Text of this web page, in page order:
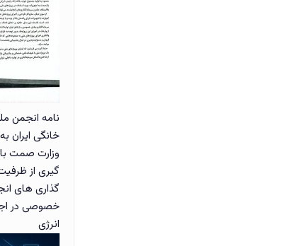
نامه انجمن
خانگی ایران
وزارت صمت
گیری از
گذاری های
خصوصی در
انرژی